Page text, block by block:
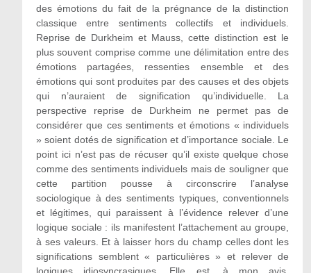
des émotions du fait de la prégnance de la distinction
classique entre sentiments collectifs et individuels.
Reprise de Durkheim et Mauss, cette distinction est le
plus souvent comprise comme une délimitation entre des
émotions partagées, ressenties ensemble et des
émotions qui sont produites par des causes et des objets
qui n’auraient de signification qu’individuelle. La
perspective reprise de Durkheim ne permet pas de
considérer que ces sentiments et émotions « individuels
» soient dotés de signification et d’importance sociale. Le
point ici n’est pas de récuser qu’il existe quelque chose
comme des sentiments individuels mais de souligner que
cette partition pousse à circonscrire l’analyse
sociologique à des sentiments typiques, conventionnels
et légitimes, qui paraissent à l’évidence relever d’une
logique sociale : ils manifestent l’attachement au groupe,
à ses valeurs. Et à laisser hors du champ celles dont les
significations semblent « particulières » et relever de
logiques idiosyncrasiques. Elle est, à mon avis,